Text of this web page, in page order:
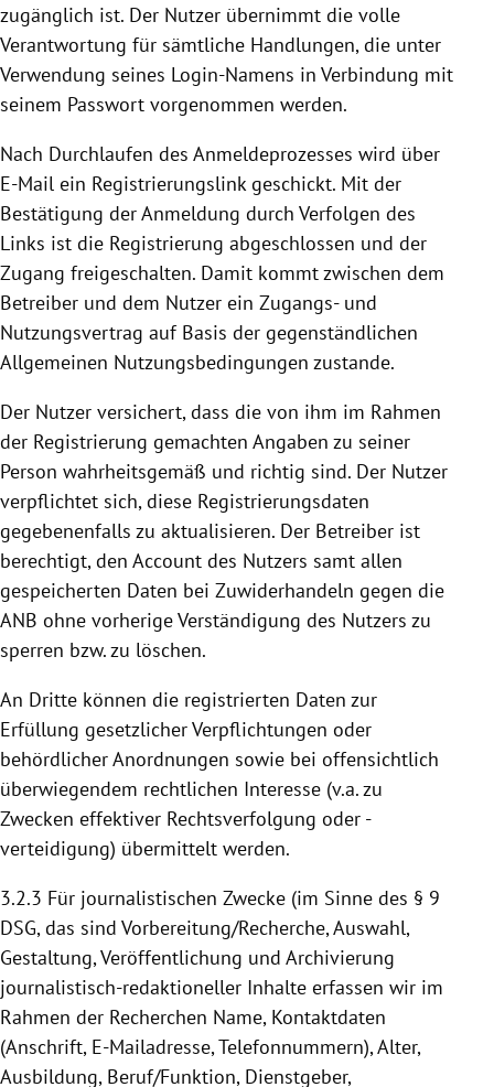
zugänglich ist. Der Nutzer übernimmt die volle
Verantwortung für sämtliche Handlungen, die unter
Verwendung seines Login-Namens in Verbindung mit
seinem Passwort vorgenommen werden.
Nach Durchlaufen des Anmeldeprozesses wird über
E-Mail ein Registrierungslink geschickt. Mit der
Bestätigung der Anmeldung durch Verfolgen des
Links ist die Registrierung abgeschlossen und der
Zugang freigeschalten. Damit kommt zwischen dem
Betreiber und dem Nutzer ein Zugangs- und
Nutzungsvertrag auf Basis der gegenständlichen
Allgemeinen Nutzungsbedingungen zustande.
Der Nutzer versichert, dass die von ihm im Rahmen
der Registrierung gemachten Angaben zu seiner
Person wahrheitsgemäß und richtig sind. Der Nutzer
verpflichtet sich, diese Registrierungsdaten
gegebenenfalls zu aktualisieren. Der Betreiber ist
berechtigt, den Account des Nutzers samt allen
gespeicherten Daten bei Zuwiderhandeln gegen die
ANB ohne vorherige Verständigung des Nutzers zu
sperren bzw. zu löschen.
An Dritte können die registrierten Daten zur
Erfüllung gesetzlicher Verpflichtungen oder
behördlicher Anordnungen sowie bei offensichtlich
überwiegendem rechtlichen Interesse (v.a. zu
Zwecken effektiver Rechtsverfolgung oder -
verteidigung) übermittelt werden.
3.2.3 Für journalistischen Zwecke (im Sinne des § 9
DSG, das sind Vorbereitung/Recherche, Auswahl,
Gestaltung, Veröffentlichung und Archivierung
journalistisch-redaktioneller Inhalte erfassen wir im
Rahmen der Recherchen Name, Kontaktdaten
(Anschrift, E-Mailadresse, Telefonnummern), Alter,
Ausbildung, Beruf/Funktion, Dienstgeber,